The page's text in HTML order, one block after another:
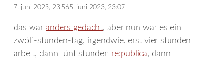
7. juni 2023, 23:565. juni 2023, 23:07
das war anders gedacht, aber nun war es ein
zwölf-stunden-tag, irgendwie. erst vier stunden
arbeit, dann fünf stunden re:publica, dann